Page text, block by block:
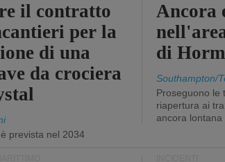
il contratto
per la
di una
da crociera
prevista nel 2034
Ancora
di
Southampton/
Proseguono le
riapertura ai
ancora lontana